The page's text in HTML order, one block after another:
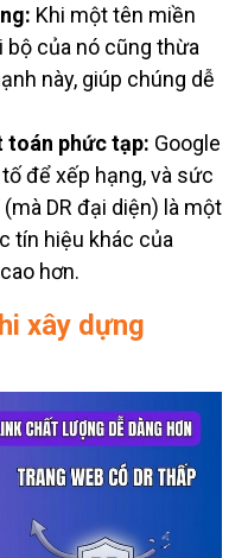
Khi một tên miền
bộ của nó cũng thừa
này, giúp chúng dễ
toán phức tạp: Google
để xếp hạng, và sức
DR đại diện) là một
tín hiệu khác của
hơn.
xây dựng